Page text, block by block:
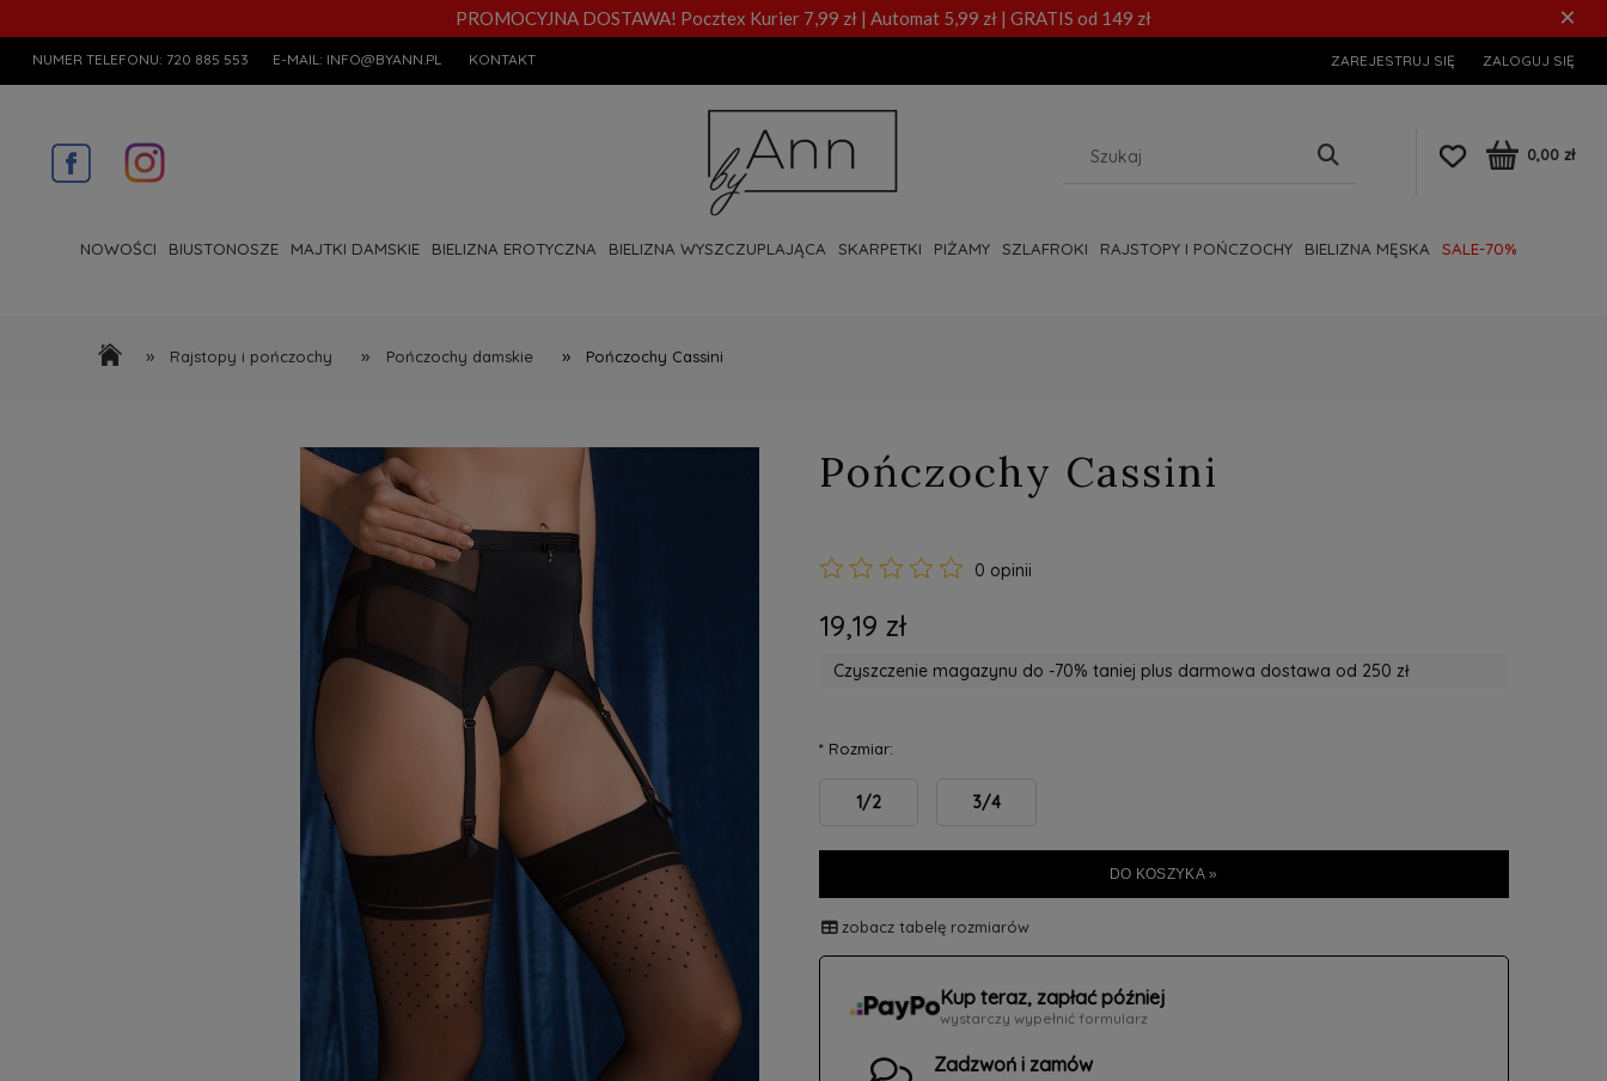
PROMOCYJNA DOSTAWA! Pocztex Kurier 7,99 zł | Automat 5,99 zł | GRATIS od 149 zł ×
NUMER TELEFONU: 720 885 553 E-MAIL: INFO@BYANN.PL KONTAKT ZAREJESTRUJ SIĘ ZALOGUJ SIĘ
0,00 zł
NOWOŚCI BIUSTONOSZE MAJTKI DAMSKIE BIELIZNA EROTYCZNA BIELIZNA WYSZCZUPLAJĄCA SKARPETKI PIŻAMY SZLAFROKI RAJSTOPY I POŃCZOCHY BIELIZNA MĘSKA SALE-70%
» Rajstopy i pończochy » Pończochy damskie » Pończochy Cassini
Pończochy Cassini
0 opinii
19,19 zł
Czyszczenie magazynu do -70% taniej plus darmowa dostawa od 250 zł
*Rozmiar:
1/2 3/4
DO KOSZYKA »
zobacz tabelę rozmiarów
Kup teraz, zapłać później
wystarczy wypełnić formularz
Zadzwoń i zamów